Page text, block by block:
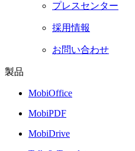
プレスセンター
採用情報
お問い合わせ
製品
MobiOffice
MobiPDF
MobiDrive